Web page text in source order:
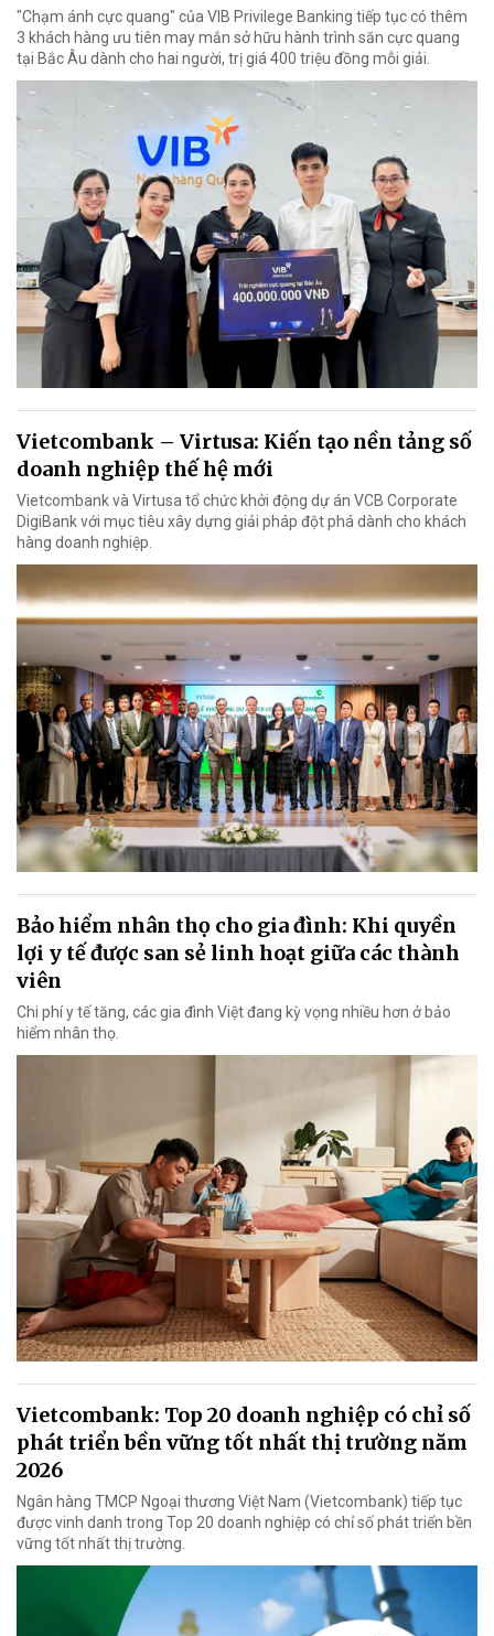
"Chạm ánh cực quang" của VIB Privilege Banking tiếp tục có thêm
3 khách hàng ưu tiên may mắn sở hữu hành trình săn cực quang
tại Bắc Âu dành cho hai người, trị giá 400 triệu đồng mỗi giải.
Vietcombank – Virtusa: Kiến tạo nền tảng số
doanh nghiệp thế hệ mới
Vietcombank và Virtusa tổ chức khởi động dự án VCB Corporate
DigiBank với mục tiêu xây dựng giải pháp đột phá dành cho khách
hàng doanh nghiệp.
Bảo hiểm nhân thọ cho gia đình: Khi quyền
lợi y tế được san sẻ linh hoạt giữa các thành
viên
Chi phí y tế tăng, các gia đình Việt đang kỳ vọng nhiều hơn ở bảo
hiểm nhân thọ.
Vietcombank: Top 20 doanh nghiệp có chỉ số
phát triển bền vững tốt nhất thị trường năm
2026
Ngân hàng TMCP Ngoại thương Việt Nam (Vietcombank) tiếp tục
được vinh danh trong Top 20 doanh nghiệp có chỉ số phát triển bền
vững tốt nhất thị trường.